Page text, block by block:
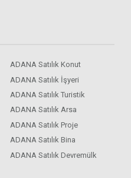
ADANA Satılık Konut
ADANA Satılık İşyeri
ADANA Satılık Turistik
ADANA Satılık Arsa
ADANA Satılık Proje
ADANA Satılık Bina
ADANA Satılık Devremülk